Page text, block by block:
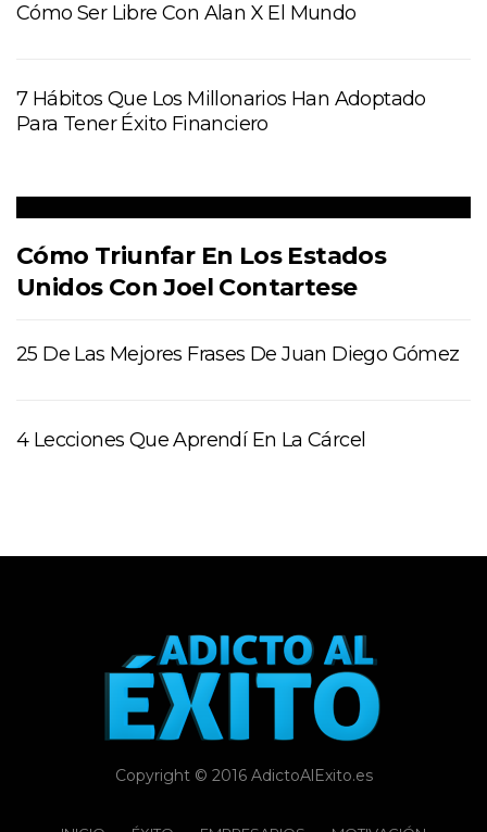
Cómo Ser Libre Con Alan X El Mundo
7 Hábitos Que Los Millonarios Han Adoptado
Para Tener Éxito Financiero
Cómo Triunfar En Los Estados
Unidos Con Joel Contartese
25 De Las Mejores Frases De Juan Diego Gómez
4 Lecciones Que Aprendí En La Cárcel
Copyright © 2016 AdictoAlExito.es